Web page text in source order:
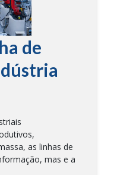
de
as linhas de
mas e a